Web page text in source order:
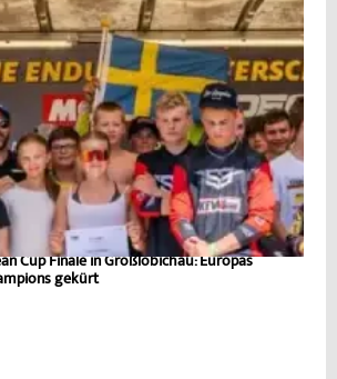
Cup Finale in Großlöbichau: Europas
gekürt